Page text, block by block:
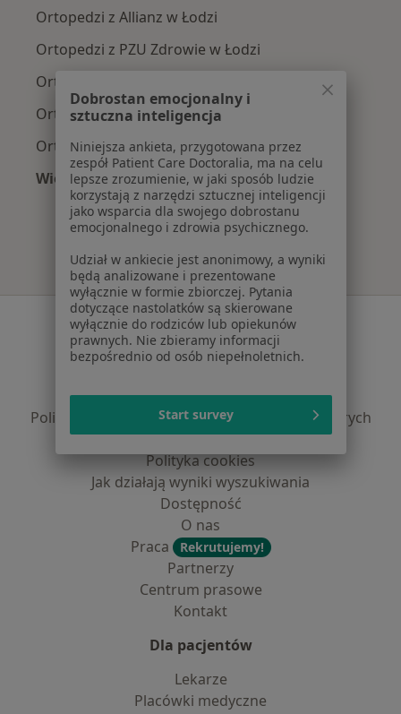
Ortopedzi z Allianz w Łodzi
Ortopedzi z PZU Zdrowie w Łodzi
Ortopedzi z Signal Iduna w Łodzi
Ortopedzi z Compensa w Łodzi
Ortopedzi z POLMED w Łodzi
Więcej (4)
Więcej w kategorii: Najpopularniejsze
Serwis
Regulamin
Polityka prywatności profesjonalistów
Polityka prywatności dla profesjonalistów, których
dane pozyskaliśmy samodzielnie
Polityka cookies
Jak działają wyniki wyszukiwania
Dostępność
O nas
Praca
Rekrutujemy!
Partnerzy
Centrum prasowe
Kontakt
Dla pacjentów
Lekarze
Placówki medyczne
Dobrostan emocjonalny i
sztuczna inteligencja
Niniejsza ankieta, przygotowana przez
zespół Patient Care Doctoralia, ma na celu
lepsze zrozumienie, w jaki sposób ludzie
korzystają z narzędzi sztucznej inteligencji
jako wsparcia dla swojego dobrostanu
emocjonalnego i zdrowia psychicznego.
Udział w ankiecie jest anonimowy, a wyniki
będą analizowane i prezentowane
wyłącznie w formie zbiorczej. Pytania
dotyczące nastolatków są skierowane
wyłącznie do rodziców lub opiekunów
prawnych. Nie zbieramy informacji
bezpośrednio od osób niepełnoletnich.
Start survey